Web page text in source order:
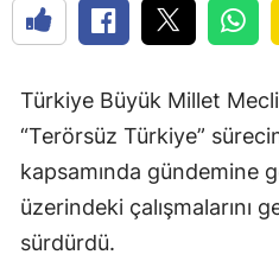
Türkiye Büyük Millet
“Terörsüz Türkiye”
kapsamında gündemine
üzerindeki çalışmalarını
sürdürdü.